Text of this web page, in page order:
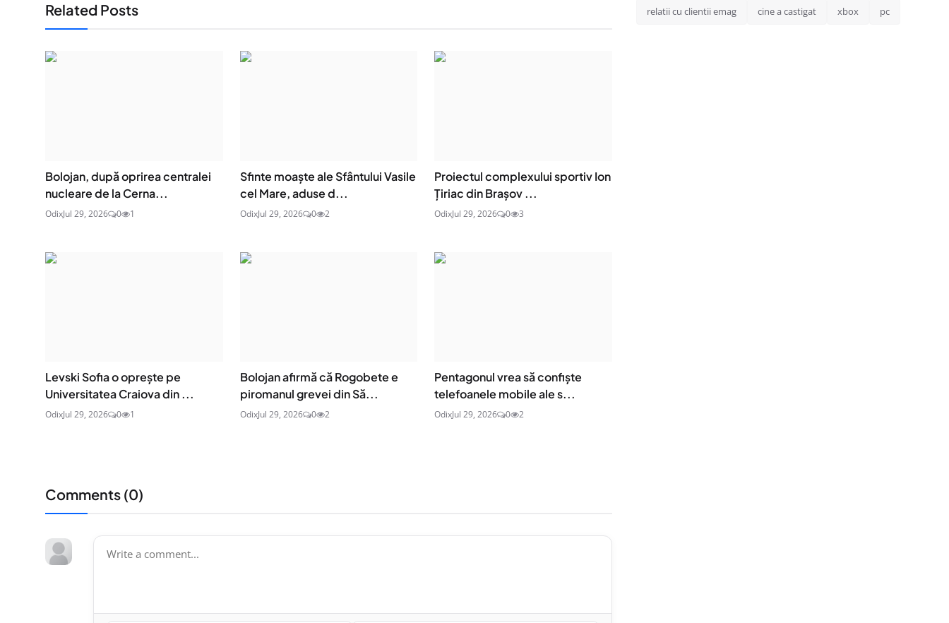
Related Posts
Bolojan, după oprirea centralei
nucleare de la Cerna...
OdixJul 29, 2026 0 1
Sfinte moaşte ale Sfântului Vasile
cel Mare, aduse d...
OdixJul 29, 2026 0 2
Proiectul complexului sportiv Ion
Țiriac din Brașov ...
OdixJul 29, 2026 0 3
Levski Sofia o oprește pe
Universitatea Craiova din ...
OdixJul 29, 2026 0 1
Bolojan afirmă că Rogobete e
piromanul grevei din Să...
OdixJul 29, 2026 0 2
Pentagonul vrea să confiște
telefoanele mobile ale s...
OdixJul 29, 2026 0 2
Comments (0)
relatii cu clientii emag cine a castigat xbox pc